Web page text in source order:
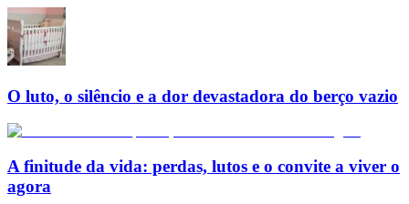
O luto, o silêncio e a dor devastadora do berço vazio
A finitude da vida: perdas, lutos e o convite a viver o
agora